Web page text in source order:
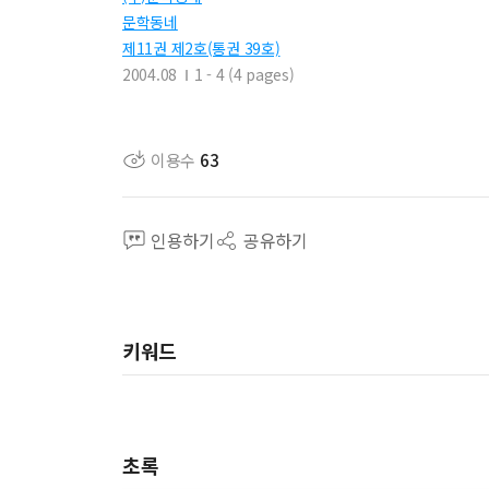
문학동네
제11권 제2호(통권 39호)
2004.08
1 - 4 (4 pages)
이용수 63
인용하기 공유하기
키워드
초록